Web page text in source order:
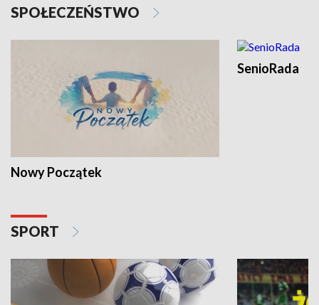
SPOŁECZEŃSTWO
Nowy Początek
SenioRada
SPORT